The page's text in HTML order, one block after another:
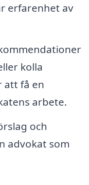
erfarenhet av
kolla
att få en
arbete.
och
advokat som